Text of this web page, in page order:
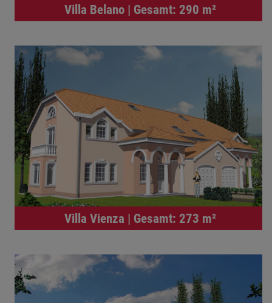
Villa Belano | Gesamt: 290 m²
Villa Vienza | Gesamt: 273 m²